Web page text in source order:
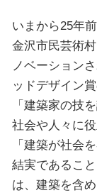
いまから25年
金沢市民芸術
ノベーション
ッドデザイン
「建築家の技
社会や人々に
「建築が社会
結実であるこ
は、建築を含